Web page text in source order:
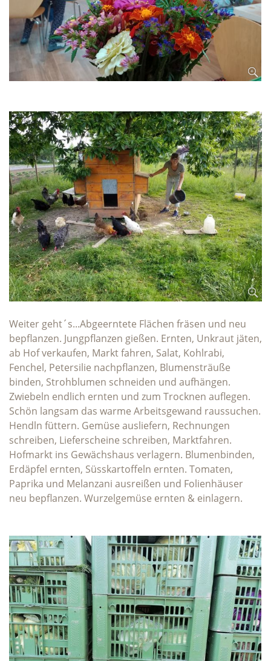
Weiter geht´s...Abgeerntete Flächen fräsen und neu
bepflanzen. Jungpflanzen gießen. Ernten, Unkraut jäten,
ab Hof verkaufen, Markt fahren, Salat, Kohlrabi,
Fenchel, Petersilie nachpflanzen, Blumensträuße
binden, Strohblumen schneiden und aufhängen.
Zwiebeln endlich ernten und zum Trocknen auflegen.
Schön langsam das warme Arbeitsgewand raussuchen.
Hendln füttern. Gemüse ausliefern, Rechnungen
schreiben, Lieferscheine schreiben, Marktfahren.
Hofmarkt ins Gewächshaus verlagern. Blumenbinden,
Erdäpfel ernten, Süsskartoffeln ernten. Tomaten,
Paprika und Melanzani ausreißen und Folienhäuser
neu bepflanzen. Wurzelgemüse ernten & einlagern.